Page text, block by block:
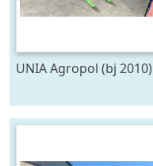
UNIA Agropol (bj 2010)